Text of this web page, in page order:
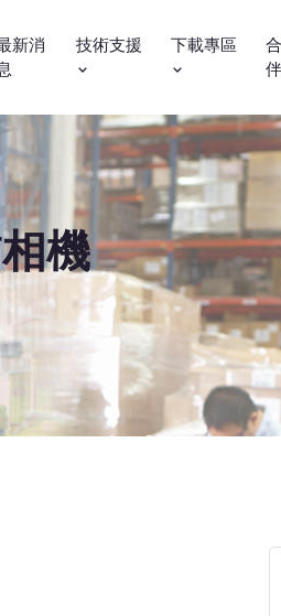
新消
技術支援 下載專區
伴
機